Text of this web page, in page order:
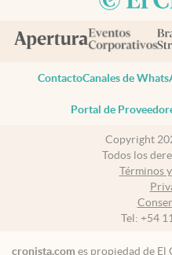
ContactoCanales de
Portal de
Copyright
Todos los
Términos
Tel: +54
cronista.com es propiedad de El